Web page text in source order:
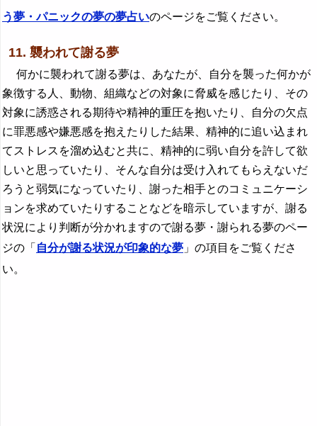
う夢・パニックの夢の夢占いのページをご覧ください。
11. 襲われて謝る夢
何かに襲われて謝る夢は、あなたが、自分を襲った何かが
象徴する人、動物、組織などの対象に脅威を感じたり、その
対象に誘惑される期待や精神的重圧を抱いたり、自分の欠点
に罪悪感や嫌悪感を抱えたりした結果、精神的に追い込まれ
てストレスを溜め込むと共に、精神的に弱い自分を許して欲
しいと思っていたり、そんな自分は受け入れてもらえないだ
ろうと弱気になっていたり、謝った相手とのコミュニケーシ
ョンを求めていたりすることなどを暗示していますが、謝る
状況により判断が分かれますので謝る夢・謝られる夢のペー
ジの「 自分が謝る状況が印象的な夢 」の項目をご覧くださ
い。